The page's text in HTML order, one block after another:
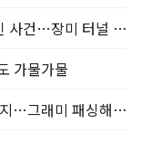
'그것이 알고 싶다' 통영 60대 여성 살인 사건…장미 터널 아래 킬러, 누구냐 넌?
가물가물
BTS, 메트라이프부터 타임스스퀘어까지…그래미 패싱해도 미 대륙 꿀꺽